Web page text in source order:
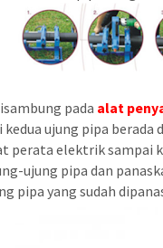
pada alat
ujung pipa berada
perata elektrik sampai
ujung pipa dan
pipa yang sudah